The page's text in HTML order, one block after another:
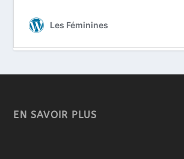
EN SAVOIR PLUS